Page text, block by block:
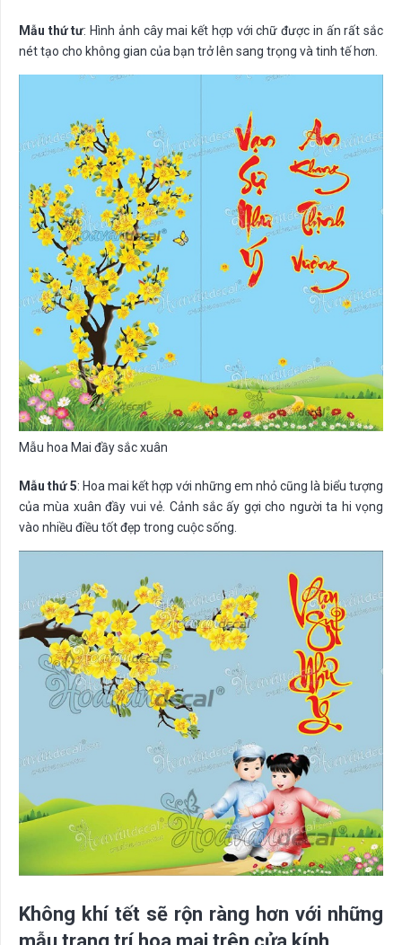
Mẫu thứ tư: Hình ảnh cây mai kết hợp với chữ được in ấn rất sắc
nét tạo cho không gian của bạn trở lên sang trọng và tinh tế hơn.
Mẫu hoa Mai đầy sắc xuân
Mẫu thứ 5: Hoa mai kết hợp với những em nhỏ cũng là biểu tượng
của mùa xuân đầy vui vẻ. Cảnh sắc ấy gợi cho người ta hi vọng
vào nhiều điều tốt đẹp trong cuộc sống.
Không khí tết sẽ rộn ràng hơn với những